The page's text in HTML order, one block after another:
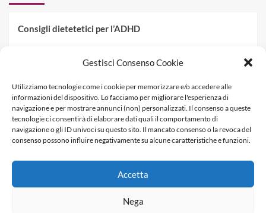
Gestisci Consenso Cookie
Utilizziamo tecnologie come i cookie per memorizzare e/o accedere alle
informazioni del dispositivo. Lo facciamo per migliorare l'esperienza di
navigazione e per mostrare annunci (non) personalizzati. Il consenso a queste
tecnologie ci consentirà di elaborare dati quali il comportamento di
navigazione o gli ID univoci su questo sito. Il mancato consenso o la revoca del
consenso possono influire negativamente su alcune caratteristiche e funzioni.
Accetta
Nega
Consigli dietetetici per l’ADHD
Fenilchetonuria
Dieta militare: come funziona, opinioni e schema tipo per
dimagrire in 3 giorni
Informativa Privacy